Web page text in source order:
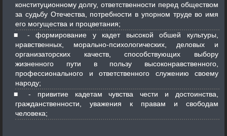
конституционному долгу, ответственности перед обществом
за судьбу Отечества, потребности в упорном труде во имя
его могущества и процветания;
- формирование у кадет высокой обшей культуры,
нравственных, морально-психологических, деловых и
организаторских качеств, способствующих выбору
жизненного пути в пользу высоконравственного,
профессионального и ответственного служению своему
народу;
- привитие кадетам чувства чести и достоинства,
гражданственности, уважения к правам и свободам
человека;